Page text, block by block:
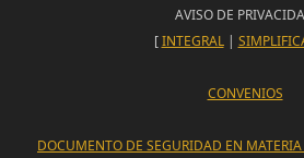
AVISO DE
[INTEGRAL|
CONVENIOS
DOCUMENTO DE SEGURIDAD EN MATERIA